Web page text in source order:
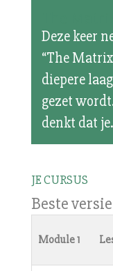
Deze keer
“The
diepere
gezet
denkt dat
JE CURSUS
Beste
Module 1